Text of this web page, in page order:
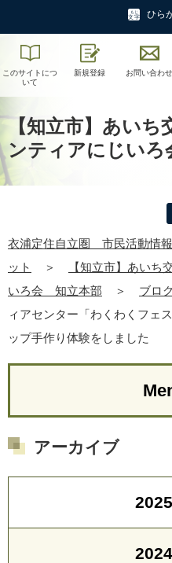
ひら
このサイトにつ
いて
新規登録 お問い合わせ
【知立市】あい
ンティアにじい
衣浦定住自立圏 市民活動情
ット
＞
【知立市】あいち
いろ会 知立本部
＞ ブロ
ィアセンター「わくわくフェ
ップ手作り体験をしました
アーカイブ